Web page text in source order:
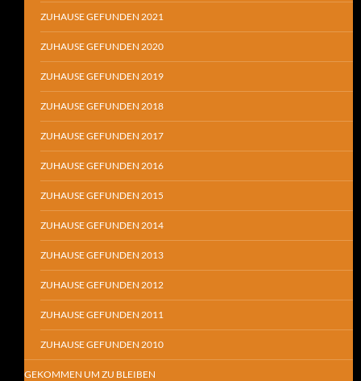
ZUHAUSE GEFUNDEN 2021
ZUHAUSE GEFUNDEN 2020
ZUHAUSE GEFUNDEN 2019
ZUHAUSE GEFUNDEN 2018
ZUHAUSE GEFUNDEN 2017
ZUHAUSE GEFUNDEN 2016
ZUHAUSE GEFUNDEN 2015
ZUHAUSE GEFUNDEN 2014
ZUHAUSE GEFUNDEN 2013
ZUHAUSE GEFUNDEN 2012
ZUHAUSE GEFUNDEN 2011
ZUHAUSE GEFUNDEN 2010
GEKOMMEN UM ZU BLEIBEN